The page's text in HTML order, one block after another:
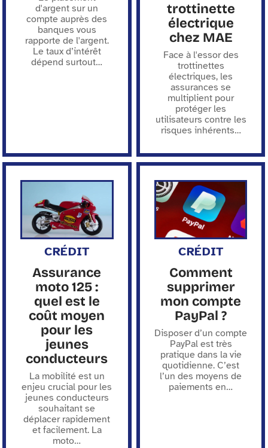
d'argent sur un
compte auprès des
banques vous
rapporte de l'argent.
Le taux d’intérêt
dépend surtout…
trottinette
électrique
chez MAE
Face à l'essor des
trottinettes
électriques, les
assurances se
multiplient pour
protéger les
utilisateurs contre les
risques inhérents…
CRÉDIT
Assurance
moto 125 :
quel est le
coût moyen
pour les
jeunes
conducteurs
La mobilité est un
enjeu crucial pour les
jeunes conducteurs
souhaitant se
déplacer rapidement
et facilement. La
moto…
CRÉDIT
Comment
supprimer
mon compte
PayPal ?
Disposer d’un compte
PayPal est très
pratique dans la vie
quotidienne. C’est
l’un des moyens de
paiements en…